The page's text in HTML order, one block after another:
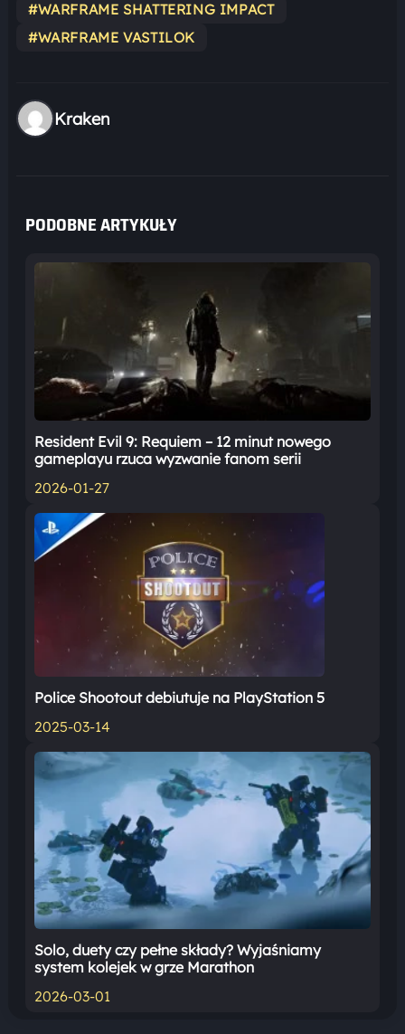
#WARFRAME SHATTERING IMPACT
#WARFRAME VASTILOK
Kraken
PODOBNE ARTYKUŁY
Resident Evil 9: Requiem – 12 minut nowego
gameplayu rzuca wyzwanie fanom serii
2026-01-27
Police Shootout debiutuje na PlayStation 5
2025-03-14
Solo, duety czy pełne składy? Wyjaśniamy
system kolejek w grze Marathon
2026-03-01